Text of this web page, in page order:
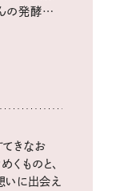
の発酵と
てきなお
くものと、
いに出会え